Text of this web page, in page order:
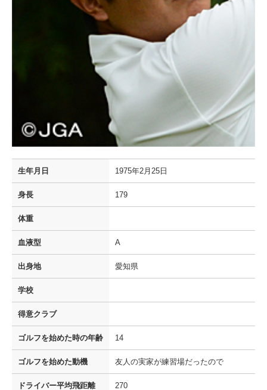
生年月日 1975年2月25日
身長 179
体重
血液型 A
出身地 愛知県
学校
得意クラブ
ゴルフを始めた時の年齢 14
ゴルフを始めた動機 友人の実家が練習場だったので
ドライバー平均飛距離 270